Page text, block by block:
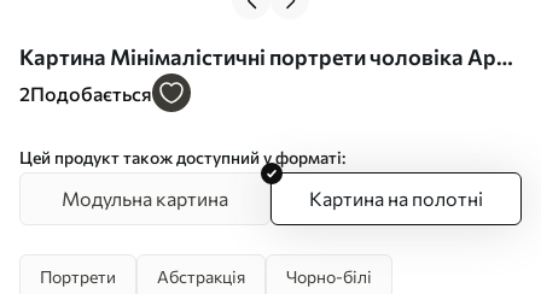
Картина Мінімалістичні портрети чоловіка Арт.
s48015
2Подобається
Цей продукт також доступний у форматі:
Модульна картина Картина на полотні
Портрети Абстракція Чорно-білі